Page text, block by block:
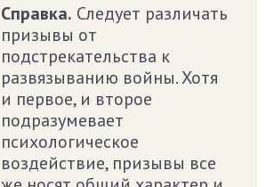
Справка. Следует различать
призывы от
подстрекательства к
развязыванию войны. Хотя
и первое, и второе
подразумевает
психологическое
воздействие, призывы все